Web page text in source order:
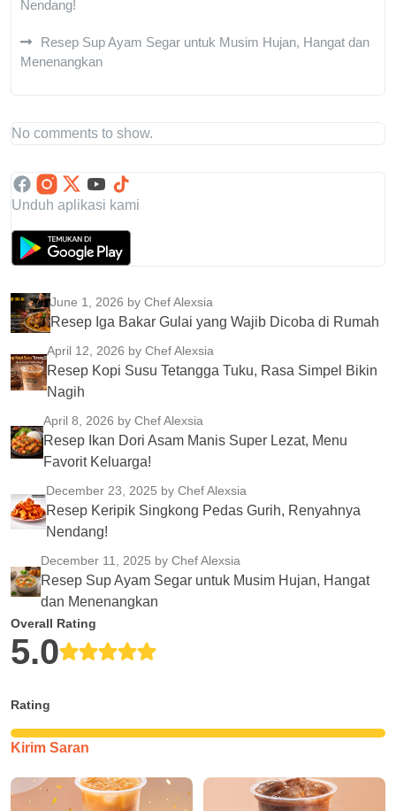
Nendang!
Resep Sup Ayam Segar untuk Musim Hujan, Hangat dan
Menenangkan
No comments to show.
Unduh aplikasi kami
June 1, 2026 by Chef Alexsia
Resep Iga Bakar Gulai yang Wajib Dicoba di Rumah
April 12, 2026 by Chef Alexsia
Resep Kopi Susu Tetangga Tuku, Rasa Simpel Bikin
Nagih
April 8, 2026 by Chef Alexsia
Resep Ikan Dori Asam Manis Super Lezat, Menu
Favorit Keluarga!
December 23, 2025 by Chef Alexsia
Resep Keripik Singkong Pedas Gurih, Renyahnya
Nendang!
December 11, 2025 by Chef Alexsia
Resep Sup Ayam Segar untuk Musim Hujan, Hangat
dan Menenangkan
Overall Rating
5.0
Rating
Kirim Saran